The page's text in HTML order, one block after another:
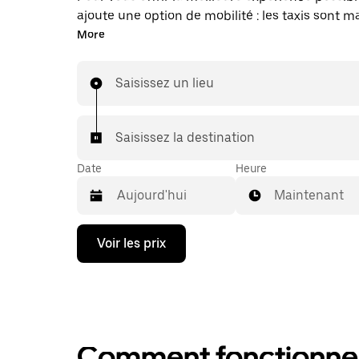
ajoute une option de mobilité : les taxis sont
disponibles dans l'application. Uber Taxi : un
More
Saisissez un lieu
Saisissez la destination
Date
Appuyez
la
ouvrir
Heure
Maintenant
Voir les prix